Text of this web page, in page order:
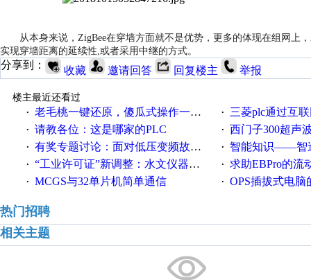
从本身来说，ZigBee在穿墙方面就不是优势，更多的体现在组网上，
实现穿墙距离的延续性,或者采用中继的方式。
分享到： 收藏 邀请回答 回复楼主 举报
楼主最近还看过
· 老毛桃一键还原，傻瓜式操作一键轻松备份还原；程序为向导式安装，一键即可实现自动备份或还原系统。 · 三菱plc通过互联网实现plc
· 请教各位：这是哪家的PLC · 西门子300超声波
· 有奖专题讨论：面对低压变频故障，老手是这样解决的！ · 智能知识——智造时代，
· “工业许可证”新调整：水文仪器等19类产品取消事前生产许可 · 求助EBPro的流
· MCGS与32单片机简单通信 · OPS插拔式电脑
热门招聘
相关主题